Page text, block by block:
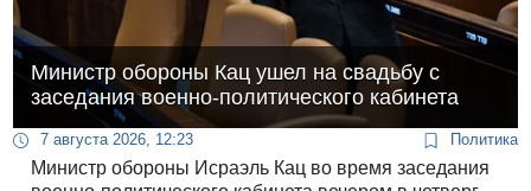
Министр обороны Кац ушел на свадьбу с
заседания военно-политического кабинета
7 августа 2026, 12:23 Политика
Министр обороны Исраэль Кац во время заседания